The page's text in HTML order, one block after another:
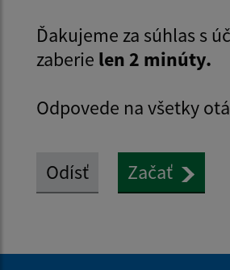
Ďakujeme za súhlas s
zaberie len 2 minúty.
Odpovede na všetky
Odísť Začať